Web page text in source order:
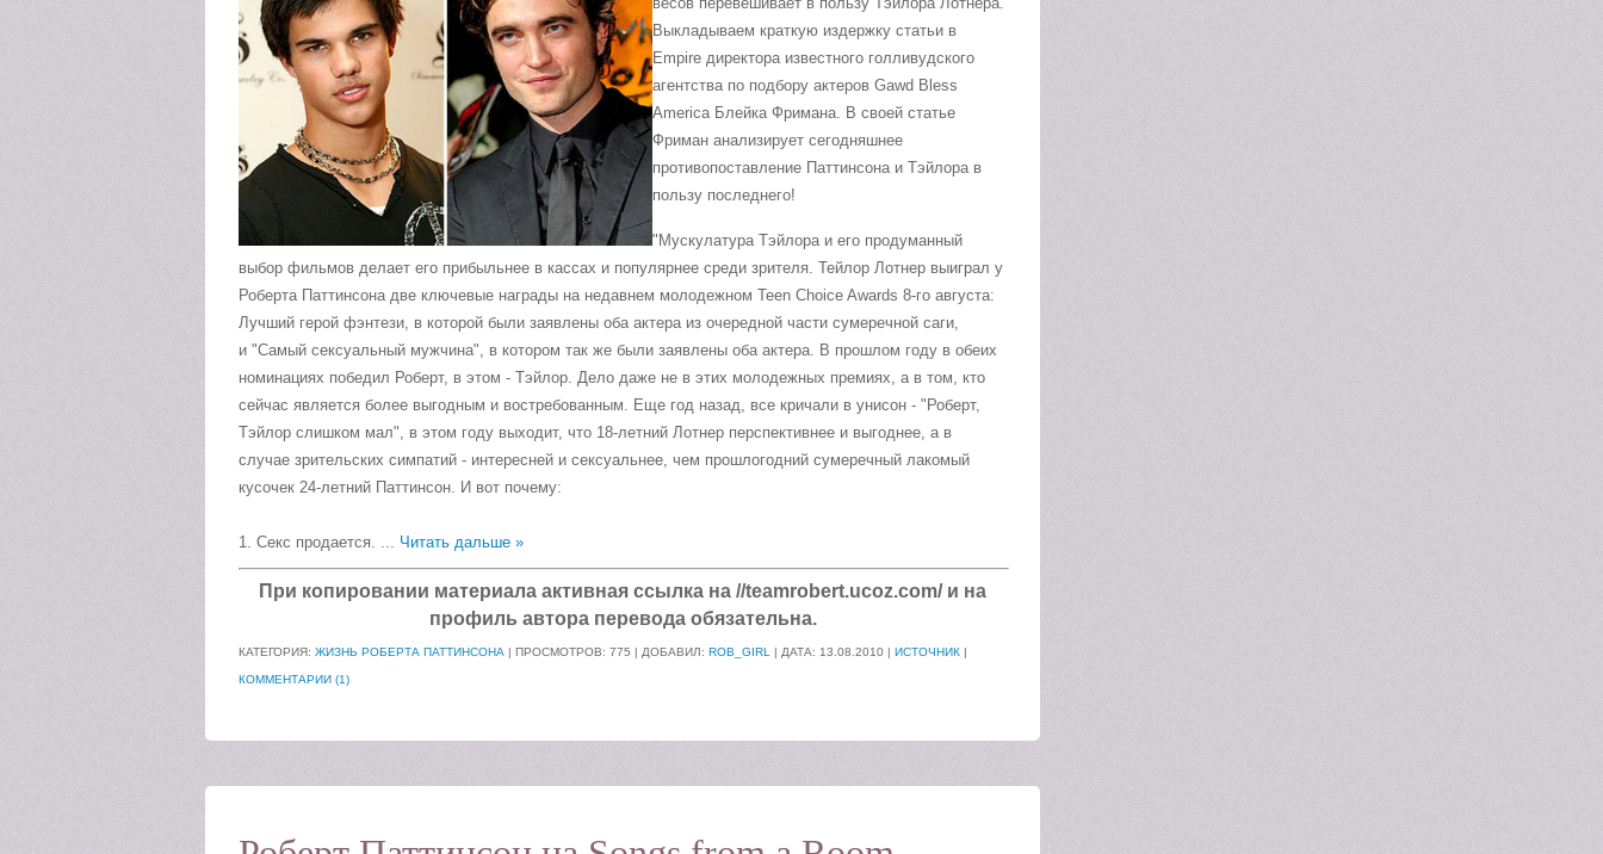
Выкладываем краткую издержку статьи в
Empire директора известного голливудского
агентства по подбору актеров Gawd Bless
America Блейка Фримана. В своей статье
Фриман анализирует сегодняшнее
противопоставление Паттинсона и Тэйлора в
пользу последнего!
"Мускулатура Тэйлора и его продуманный
выбор фильмов делает его прибыльнее в кассах и популярнее среди зрителя. Тейлор Лотнер выиграл у
Роберта Паттинсона две ключевые награды на недавнем молодежном Teen Choice Awards 8-го августа:
Лучший герой фэнтези, в которой были заявлены оба актера из очередной части сумеречной саги,
и "Самый сексуальный мужчина", в котором так же были заявлены оба актера. В прошлом году в обеих
номинациях победил Роберт, в этом - Тэйлор. Дело даже не в этих молодежных премиях, а в том, кто
сейчас является более выгодным и востребованным. Еще год назад, все кричали в унисон - "Роберт,
Тэйлор слишком мал", в этом году выходит, что 18-летний Лотнер перспективнее и выгоднее, а в
случае зрительских симпатий - интересней и сексуальнее, чем прошлогодний сумеречный лакомый
кусочек 24-летний Паттинсон. И вот почему:
1. Секс продается. ... Читать дальше »
При копировании материала активная ссылка на //teamrobert.ucoz.com/ и на
профиль автора перевода обязательна.
КАТЕГОРИЯ: ЖИЗНЬ РОБЕРТА ПАТТИНСОНА | ПРОСМОТРОВ: 775 | ДОБАВИЛ: ROB_GIRL | ДАТА: 13.08.2010 | ИСТОЧНИК |
КОММЕНТАРИИ (1)